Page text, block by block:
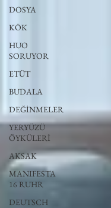
DOSYA
KÖK
HUO
SORUYOR
ETÜT
BUDALA
DEĞİNMELER
YERYÜZÜ
ÖYKÜLERİ
AKSAK
MANIFESTA
16 RUHR
DEUTSCH